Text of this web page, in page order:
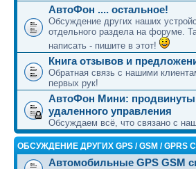
АвтоФон .... остальное!
Обсуждение других наших
отдельного раздела на форуме.
написать - пишите в этот!
Книга отзывов и
Обратная связь с нашими
первых рук!
АвтоФон Мини:
удаленного управления
Обсуждаем всё, что связано с
ОБСУЖДЕНИЕ ДРУГИХ GPS / GSM / GPRS
Автомобильные GPS GSM